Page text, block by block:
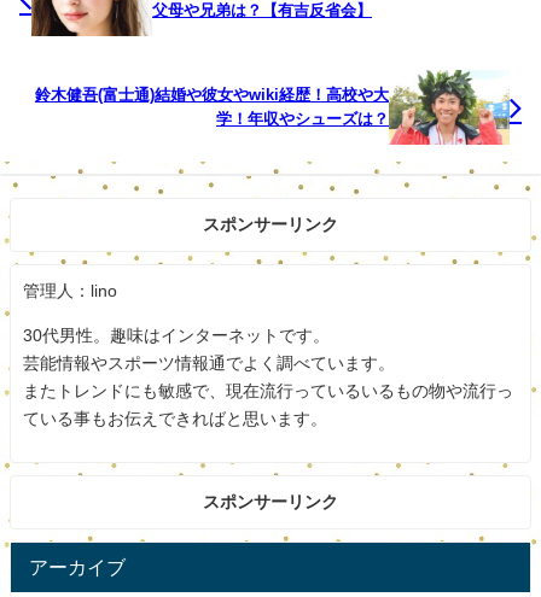
特技：英語
職業：大坂なおみのアスレチック・トレーナー
資格：日本スポーツ協会の公認AT資格、はりきゅうマッサ
ージ国家資格
今回バースデイに登場する茂木奈津子です。
世界で活躍するテニスプレイヤー大坂なおみのアスレチッ
今とても話題の大坂なおみですよね。
茂木奈津子は大坂なおみのチームの中で唯一の女性メンバ
2018年から大坂なおみのチームに加わりました。
大坂なおみのアスレチックトレーナーとして活躍していま
父母や兄弟は？【有吉反省会】
鈴木健吾(富士通)結婚や彼女やwiki経歴！高校や大
学！年収やシューズは？
スポンサーリンク
管理人：lino
30代男性。趣味はインターネットです。
芸能情報やスポーツ情報通でよく調べています。
またトレンドにも敏感で、現在流行っているいるもの物や流行っ
ている事もお伝えできればと思います。
スポンサーリンク
アーカイブ